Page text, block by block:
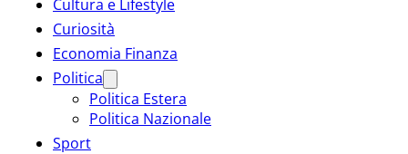
Cultura e Lifestyle
Curiosità
Economia Finanza
Politica
Politica Estera
Politica Nazionale
Sport